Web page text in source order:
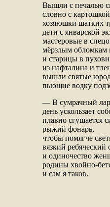
Вышли с печалью
словно с
хозяюшки шатких
дети с январской
мастеровые в
мёрзлым обломкам
и старицы в
из нафталина и
вышли святые
пьющие водку
— В сумрачный
день ускользает
плавно сгущается
рыжий фонарь,
чтобы помягче
вязкий
и одиночество
родины хвойно-
и сам я таков.